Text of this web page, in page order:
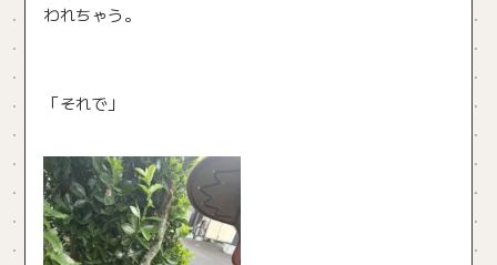
われちゃう。
「それで」